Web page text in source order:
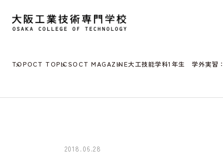
TOPOCT TOPICSOCT MAGAZINE大工技能学科1年生 学外実習
2018.06.28